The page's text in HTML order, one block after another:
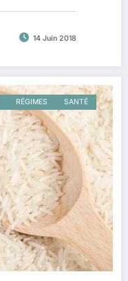
14 Juin 2018
RÉGIMES SANTÉ